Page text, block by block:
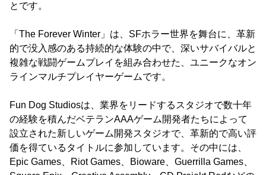
とです。
「The Forever Winter」は、SFホラー世界を舞台に、革新
的で没入感のある持続的な体験の中で、深いサバイバルと
複雑な戦闘ゲームプレイを組み合わせた、ユニークなオン
ラインマルチプレイヤーゲームです。
Fun Dog Studiosは、業界をリードするスタジオで数十年
の経験を積んだベテランAAAゲーム開発者たちによって
設立された新しいゲーム開発スタジオで、革新的で高い評
価を得ているタイトルに参加しています。その中には、
Epic Games、Riot Games、Bioware、Guerrilla Games、